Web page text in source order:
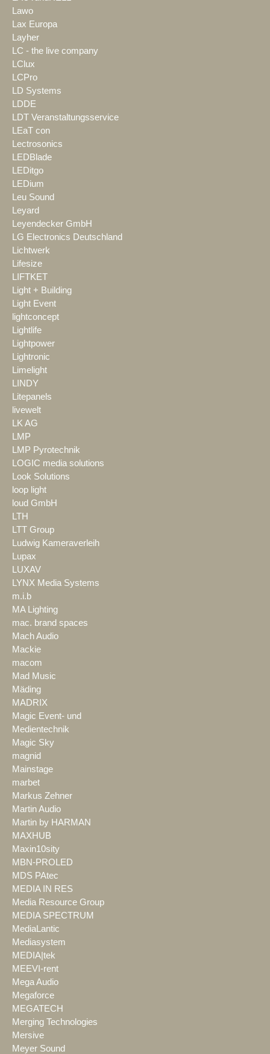
Lawo
Lax Europa
Layher
LC - the live company
LClux
LCPro
LD Systems
LDDE
LDT Veranstaltungsservice
LEaT con
Lectrosonics
LEDBlade
LEDitgo
LEDium
Leu Sound
Leyard
Leyendecker GmbH
LG Electronics Deutschland
Lichtwerk
Lifesize
LIFTKET
Light + Building
Light Event
lightconcept
Lightlife
Lightpower
Lightronic
Limelight
LINDY
Litepanels
livewelt
LK AG
LMP
LMP Pyrotechnik
LOGIC media solutions
Look Solutions
loop light
loud GmbH
LTH
LTT Group
Ludwig Kameraverleih
Lupax
LUXAV
LYNX Media Systems
m.i.b
MA Lighting
mac. brand spaces
Mach Audio
Mackie
macom
Mad Music
Mäding
MADRIX
Magic Event- und
Medientechnik
Magic Sky
magnid
Mainstage
marbet
Markus Zehner
Martin Audio
Martin by HARMAN
MAXHUB
Maxin10sity
MBN-PROLED
MDS PAtec
MEDIA IN RES
Media Resource Group
MEDIA SPECTRUM
MediaLantic
Mediasystem
MEDIA|tek
MEEVI-rent
Mega Audio
Megaforce
MEGATECH
Merging Technologies
Mersive
Meyer Sound